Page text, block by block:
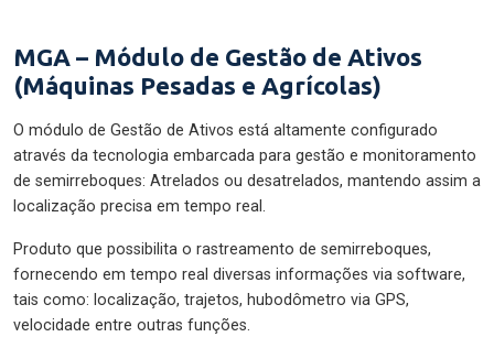
MGA – Módulo de Gestão de Ativos
(Máquinas Pesadas e Agrícolas)
O módulo de Gestão de Ativos está altamente configurado
através da tecnologia embarcada para gestão e monitoramento
de semirreboques: Atrelados ou desatrelados, mantendo assim a
localização precisa em tempo real.
Produto que possibilita o rastreamento de semirreboques,
fornecendo em tempo real diversas informações via software,
tais como: localização, trajetos, hubodômetro via GPS,
velocidade entre outras funções.